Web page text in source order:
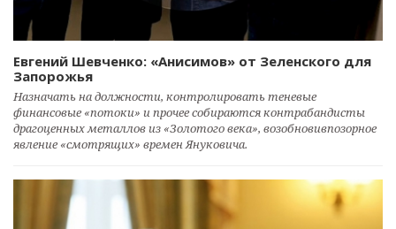
Евгений Шевченко: «Анисимов» от Зеленского для
Запорожья
Назначать на должности, контролировать теневые
финансовые «потоки» и прочее собираются контрабандисты
драгоценных металлов из «Золотого века», возобновивпозорное
явление «смотрящих» времен Януковича.